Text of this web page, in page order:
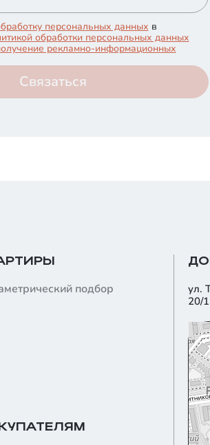
персональных данных в
обработки персональных данных
рекламно-информационных
Связаться
подбор
ул.
20/1